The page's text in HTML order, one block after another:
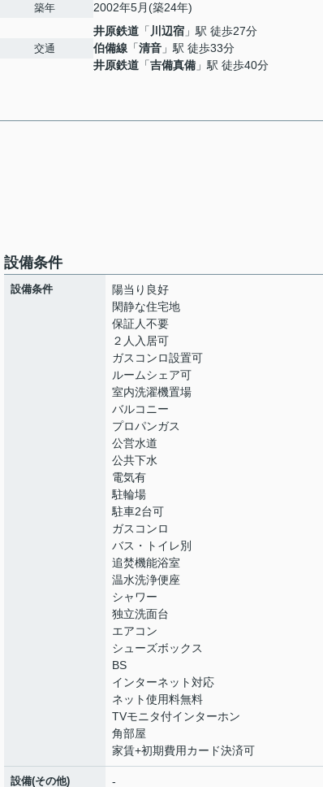
築年 2002年5月(築24年)
交通
井原鉄道 「 川辺宿 」駅 徒歩27分
伯備線 「清音 」駅 徒歩33分
井原鉄道 「吉備真備 」駅 徒歩40分
設備条件
設備条件
陽当り良好
閑静な住宅地
保証人不要
２人入居可
ガスコンロ設置可
ルームシェア可
室内洗濯機置場
バルコニー
プロパンガス
公営水道
公共下水
電気有
駐輪場
駐車2台可
ガスコンロ
バス・トイレ別
追焚機能浴室
温水洗浄便座
シャワー
独立洗面台
エアコン
シューズボックス
BS
インターネット対応
ネット使用料無料
TVモニタ付インターホン
角部屋
家賃+初期費用カード決済可
設備(その他) -